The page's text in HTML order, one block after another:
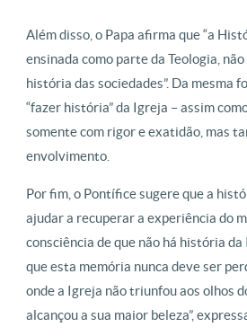
Além disso, o Papa afirma que “a
ensinada como parte da Teologia,
história das sociedades”. Da mesma
“fazer história” da Igreja – assim
somente com rigor e exatidão, mas
envolvimento.
Por fim, o Pontífice sugere que a
ajudar a recuperar a experiência do
consciência de que não há história
que esta memória nunca deve ser
onde a Igreja não triunfou aos olhos
alcançou a sua maior beleza”,